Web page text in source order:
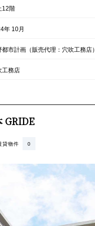
12階
年 10月
都市計画（販売代理：穴吹工務店）
工務店
GRIDE
貸物件 0